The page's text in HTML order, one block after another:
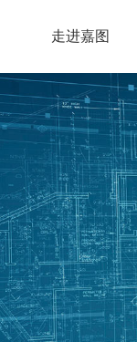
走进嘉图
公司简介 领
BIM模型建立与基本
BIM考试
专家顾问 管
房建 地铁
嘉图动态 行
联系方式 人